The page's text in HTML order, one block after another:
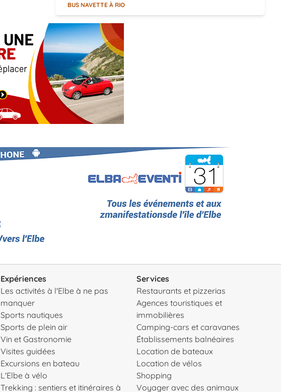
BUS NAVETTE À RIO
Expériences
Les activités à l'Elbe à ne pas
manquer
Sports nautiques
Sports de plein air
Vin et Gastronomie
Visites guidées
Excursions en bateau
L'Elbe à vélo
Trekking : sentiers et itinéraires à
Services
Restaurants et pizzerias
Agences touristiques et
immobilières
Camping-cars et caravanes
Établissements balnéaires
Location de bateaux
Location de vélos
Shopping
Voyager avec des animaux